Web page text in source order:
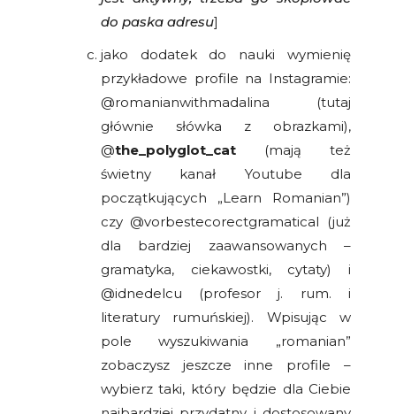
do paska adresu]
jako dodatek do nauki wymienię
przykładowe profile na Instagramie:
@romanianwithmadalina (tutaj
głównie słówka z obrazkami),
@the_polyglot_cat
(mają też
świetny kanał Youtube dla
początkujących „Learn Romanian”)
czy @vorbestecorectgramatical (już
dla bardziej zaawansowanych –
gramatyka, ciekawostki, cytaty) i
@idnedelcu (profesor j. rum. i
literatury rumuńskiej). Wpisując w
pole wyszukiwania „romanian”
zobaczysz jeszcze inne profile –
wybierz taki, który będzie dla Ciebie